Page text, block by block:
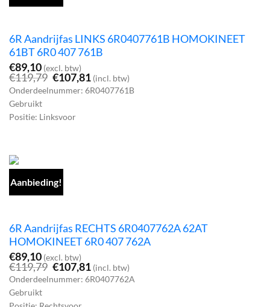
6R Aandrijfas LINKS 6R0407761B HOMOKINEET
61BT 6R0 407 761B
€89,10 (excl. btw)
€119,79 Oorspronkelijke
prijs
was:
€107,81Huidige
prijs
is:
(incl. btw)
Onderdeelnummer: 6R0407761B
Gebruikt
Positie: Linksvoor
Aanbieding!
6R Aandrijfas RECHTS 6R0407762A 62AT
HOMOKINEET 6R0 407 762A
€89,10 (excl. btw)
€119,79 Oorspronkelijke
prijs
was:
€107,81Huidige
prijs
is:
(incl. btw)
Onderdeelnummer: 6R0407762A
Gebruikt